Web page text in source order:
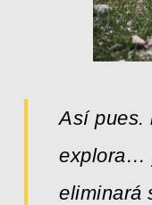
Así pues.
explora…
eliminará